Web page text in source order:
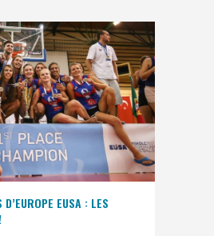
D’EUROPE EUSA : LES